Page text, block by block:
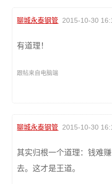
聊城永泰钢管 2015-10-30
有道理！
跟帖来自电脑端
聊城永泰钢管 2015-10-30
其实归根一个道理：钱难
去。这才是王道。